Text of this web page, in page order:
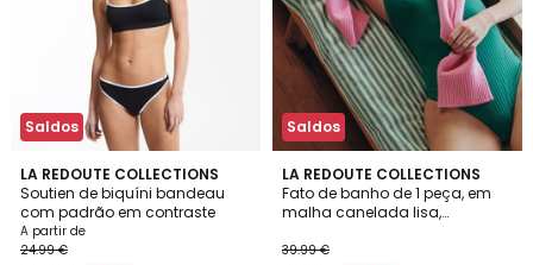
Saldos
LA REDOUTE COLLECTIONS
Soutien de biquíni bandeau
com padrão em contraste
A partir de
24.99 €
2
Cores
Saldos
LA REDOUTE COLLECTIONS
Fato de banho de 1 peça, em
malha canelada lisa,
39.99 €
4
/
5
2
Cores